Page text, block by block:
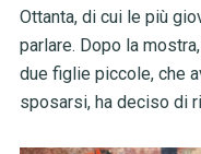
Ottanta, di cui le più
parlare. Dopo la
due figlie piccole, che
sposarsi, ha deciso di